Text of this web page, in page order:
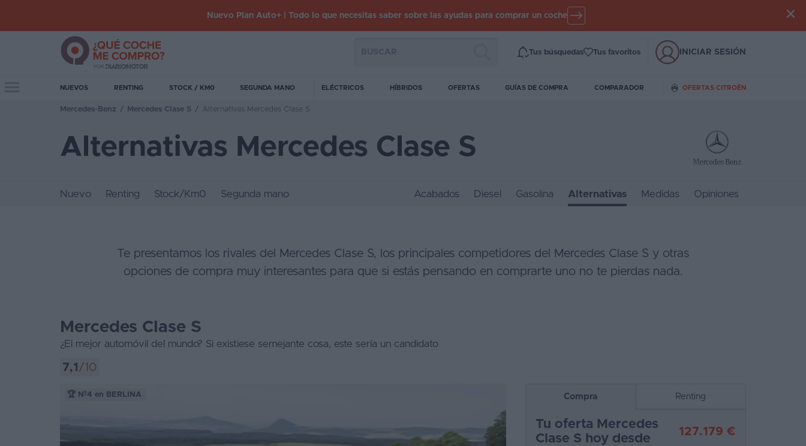
Nuevo Plan Auto+ | Todo lo que necesitas saber sobre las ayudas para comprar un coche
Tus búsquedas Tus favoritos INICIAR SESIÓN
NUEVOS RENTING STOCK / KM0 SEGUNDA MANO ELÉCTRICOS HÍBRIDOS OFERTAS GUÍAS DE COMPRA COMPARADOR OFERTAS CITROËN
Mercedes-Benz / Mercedes Clase S / Alternativas Mercedes Clase S
Alternativas Mercedes Clase S
Nuevo Renting Stock/Km0 Segunda mano Acabados Diesel Gasolina Alternativas Medidas Opiniones
Te presentamos los rivales del Mercedes Clase S, los principales competidores del Mercedes Clase S y otras
opciones de compra muy interesantes para que si estás pensando en comprarte uno no te pierdas nada.
Mercedes Clase S
¿El mejor automóvil del mundo? Si existiese semejante cosa, este sería un candidato
7,1 /10
🏆 Nº4 en BERLINA Compra Renting
Tu oferta Mercedes
Clase S hoy desde
127.179 €